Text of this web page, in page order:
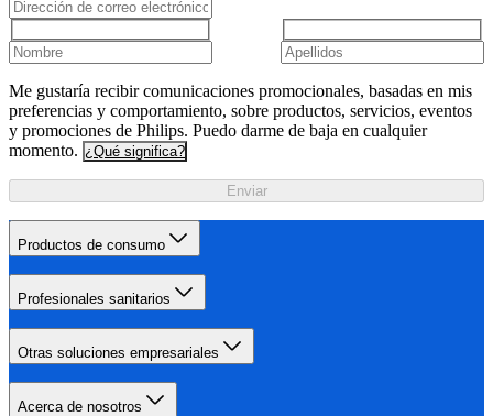
Me gustaría recibir comunicaciones promocionales, basadas en mis
preferencias y comportamiento, sobre productos, servicios, eventos
y promociones de Philips. Puedo darme de baja en cualquier
momento. ¿Qué significa?
Enviar
Productos de consumo
Profesionales sanitarios
Otras soluciones empresariales
Acerca de nosotros